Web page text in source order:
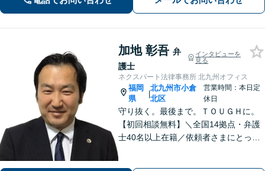
加地 彰吾 弁
護士
インタビューを
見る
ネクスパート法律事務所 北九州オフィス
福岡
県
|
北九州市小倉
北区
営業時間：本日定
休日
守り抜く。最後まで。ＴＯＵＧＨに。
【初回相談無料】＼全国14拠点・弁護
士40名以上在籍／依頼者さまにとって